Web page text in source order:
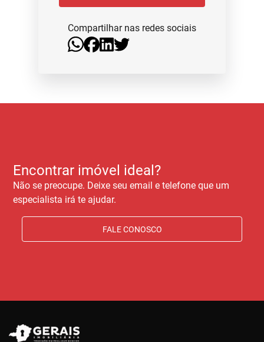
Compartilhar nas redes sociais
Encontrar imóvel ideal?
Não se preocupe. Deixe seu email e telefone que um
especialista irá te ajudar.
FALE CONOSCO